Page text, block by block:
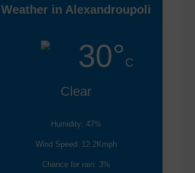
Weather in Alexandroupoli
30°C
Clear
Humidity: 47%
Wind Speed: 12.2Kmph
Chance for rain: 3%